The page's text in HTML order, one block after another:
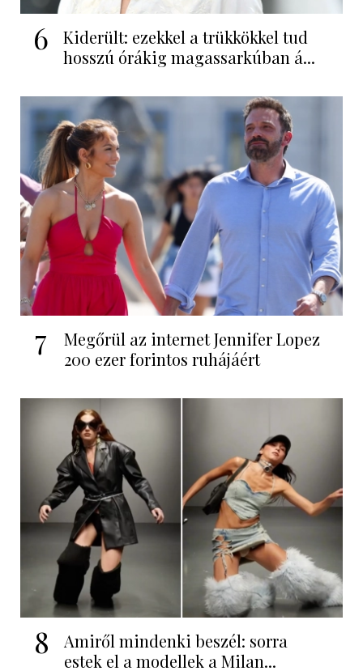
6
Kiderült: ezekkel a trükkökkel tud
hosszú órákig magassarkúban á...
7
Megőrül az internet Jennifer Lopez
200 ezer forintos ruhájáért
8
Amiről mindenki beszél: sorra
estek el a modellek a Milan...